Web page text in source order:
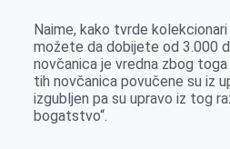
Naime, kako tvrde kolekcionari
možete da dobijete od 3.000
novčanica je vredna zbog
tih novčanica povučene su iz
izgubljen pa su upravo iz tog
bogatstvo“.